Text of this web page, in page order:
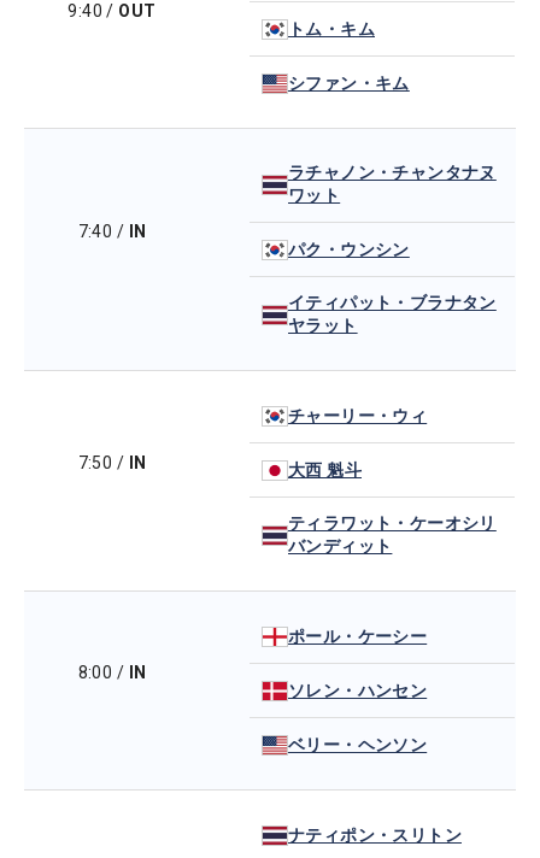
9:40 / OUT
トム・キム
シファン・キム
7:40 / IN
ラチャノン・チャンタナヌ
ワット
パク・ウンシン
イティパット・ブラナタン
ヤラット
7:50 / IN
チャーリー・ウィ
大西 魁斗
ティラワット・ケーオシリ
バンディット
8:00 / IN
ポール・ケーシー
ソレン・ハンセン
ベリー・ヘンソン
ナティポン・スリトン